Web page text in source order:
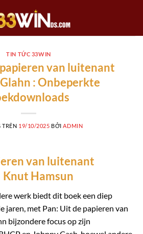
TIN TỨC 33WIN
van luitenant
: Onbeperkte
19/10/2025 BỞI ADMIN
van luitenant
Knut Hamsun
werk biedt dit boek een diep
jaren, met Pan: Uit de papieren van
bijzondere focus op zijn